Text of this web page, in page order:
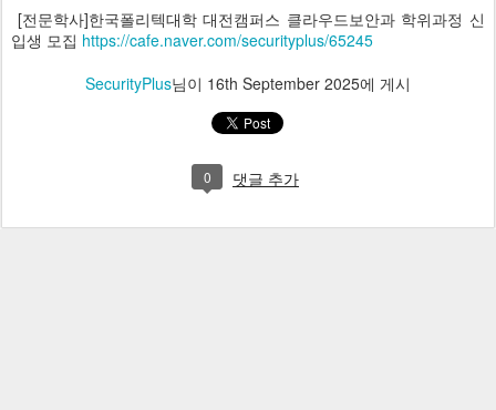
[전문학사]한국폴리텍대학 대전캠퍼스 클라우드보안과 학위과정 신
입생 모집 https://cafe.naver.com/securityplus/65245
SecurityPlus님이 16th September 2025에 게시
0 댓글 추가